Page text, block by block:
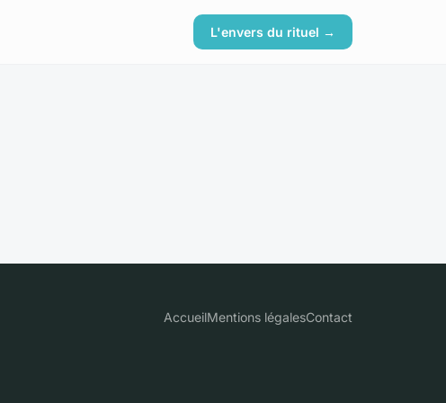
L'envers du rituel →
AccueilMentions légalesContact